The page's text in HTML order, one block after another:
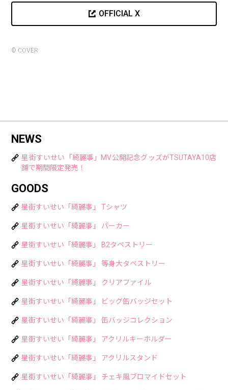
OFFICIAL X
© COVER
NEWS
星街すいせい「綺麗事」MV公開記念グッズがTSUTAYA10店
舗で期間限定発売！
GOODS
星街すいせい「綺麗事」 Tシャツ
星街すいせい「綺麗事」 パーカー
星街すいせい「綺麗事」 B2タペストリー
星街すいせい「綺麗事」 等身大タペストリー
星街すいせい「綺麗事」 クリアファイル
星街すいせい「綺麗事」 ビッグ缶バッジセット
星街すいせい「綺麗事」 缶バッジコレクション
星街すいせい「綺麗事」 アクリルキーホルダー
星街すいせい「綺麗事」 アクリルスタンド
星街すいせい「綺麗事」 チェキ風ブロマイドセット